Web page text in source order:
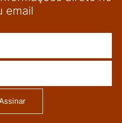
email
Assinar